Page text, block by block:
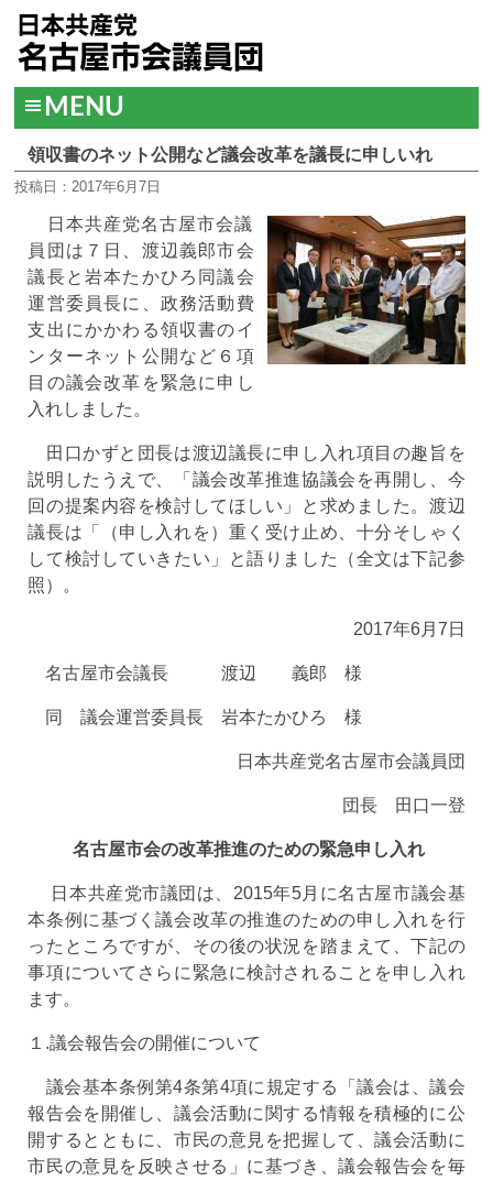
MENU
領収書のネット公開など議会改革を議長に申しいれ
投稿日：2017年6月7日
日本共産党名古屋市会議
員団は７日、渡辺義郎市会
議長と岩本たかひろ同議会
運営委員長に、政務活動費
支出にかかわる領収書のイ
ンターネット公開など６項
目の議会改革を緊急に申し
入れしました。
田口かずと団長は渡辺議長に申し入れ項目の趣旨を
説明したうえで、「議会改革推進協議会を再開し、今
回の提案内容を検討してほしい」と求めました。渡辺
議長は「（申し入れを）重く受け止め、十分そしゃく
して検討していきたい」と語りました（全文は下記参
照）。
2017年6月7日
名古屋市会議長 渡辺 義郎 様
同 議会運営委員長 岩本たかひろ 様
日本共産党名古屋市会議員団
団長 田口一登
名古屋市会の改革推進のための緊急申し入れ
日本共産党市議団は、2015年5月に名古屋市議会基
本条例に基づく議会改革の推進のための申し入れを行
ったところですが、その後の状況を踏まえて、下記の
事項についてさらに緊急に検討されることを申し入れ
ます。
１.議会報告会の開催について
議会基本条例第4条第4項に規定する「議会は、議会
報告会を開催し、議会活動に関する情報を積極的に公
開するとともに、市民の意見を把握して、議会活動に
市民の意見を反映させる」に基づき、議会報告会を毎